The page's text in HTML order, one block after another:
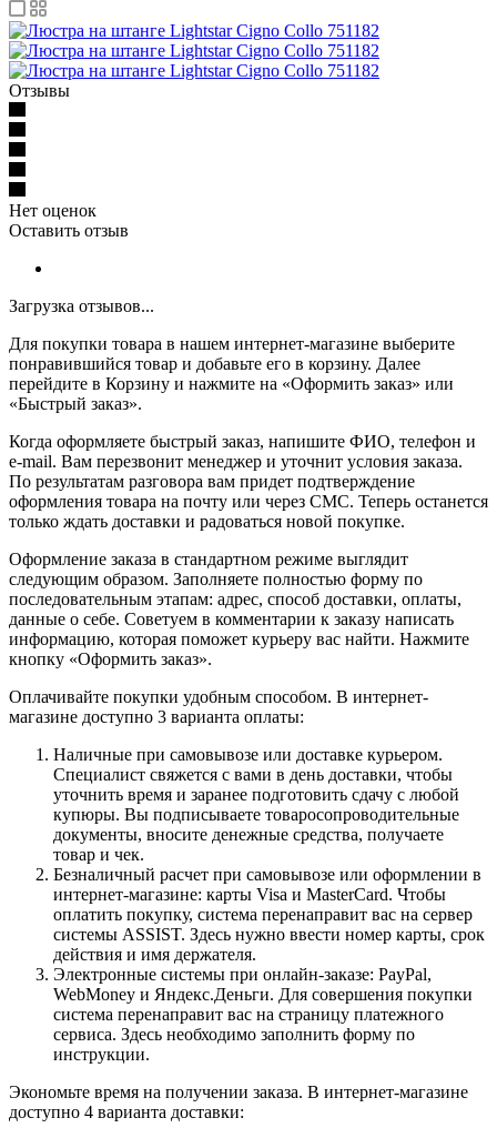
Отзывы
Нет оценок
Оставить отзыв
Загрузка отзывов...
Для покупки товара в нашем интернет-магазине выберите
понравившийся товар и добавьте его в корзину. Далее
перейдите в Корзину и нажмите на «Оформить заказ» или
«Быстрый заказ».
Когда оформляете быстрый заказ, напишите ФИО, телефон и
e-mail. Вам перезвонит менеджер и уточнит условия заказа.
По результатам разговора вам придет подтверждение
оформления товара на почту или через СМС. Теперь останется
только ждать доставки и радоваться новой покупке.
Оформление заказа в стандартном режиме выглядит
следующим образом. Заполняете полностью форму по
последовательным этапам: адрес, способ доставки, оплаты,
данные о себе. Советуем в комментарии к заказу написать
информацию, которая поможет курьеру вас найти. Нажмите
кнопку «Оформить заказ».
Оплачивайте покупки удобным способом. В интернет-
магазине доступно 3 варианта оплаты:
Наличные при самовывозе или доставке курьером.
Специалист свяжется с вами в день доставки, чтобы
уточнить время и заранее подготовить сдачу с любой
купюры. Вы подписываете товаросопроводительные
документы, вносите денежные средства, получаете
товар и чек.
Безналичный расчет при самовывозе или оформлении в
интернет-магазине: карты Visa и MasterCard. Чтобы
оплатить покупку, система перенаправит вас на сервер
системы ASSIST. Здесь нужно ввести номер карты, срок
действия и имя держателя.
Электронные системы при онлайн-заказе: PayPal,
WebMoney и Яндекс.Деньги. Для совершения покупки
система перенаправит вас на страницу платежного
сервиса. Здесь необходимо заполнить форму по
инструкции.
Экономьте время на получении заказа. В интернет-магазине
доступно 4 варианта доставки: